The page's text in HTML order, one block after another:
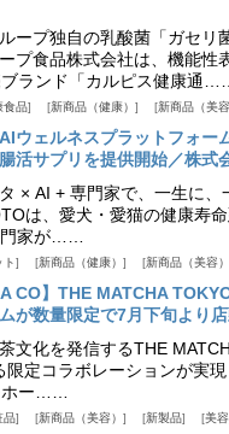
ープ独自の乳酸菌「ガセリ
プ食品株式会社は、機能性
ランド「カルピス健康通……
食品 新商品（健康） 新商品（美容
ウェルネスプラットフォー
活サプリを提供開始／株式
× AI + 専門家で、一生に
は、愛犬・愛猫の健康寿
門家が……
ト 新商品（健康） 新商品（美容）
CO】THE MATCHA
が数量限定で7月下旬より
文化を発信するTHE
限定コラボレーションが実
ホー……
品 新商品（美容） 新製品 美容